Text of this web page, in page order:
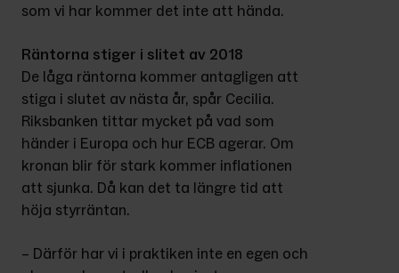
som vi har kommer det inte att hända.
Räntorna stiger i slitet av 2018
De låga räntorna kommer antagli­gen att
stiga i slutet av nästa år, spår Cecilia.
Riksbanken tittar mycket på vad som
händer i Europa och hur ECB agerar. Om
kronan blir för stark kommer inflationen
att sjunka. Då kan det ta längre tid att
höja styrräntan.
– Därför har vi i praktiken inte en egen och